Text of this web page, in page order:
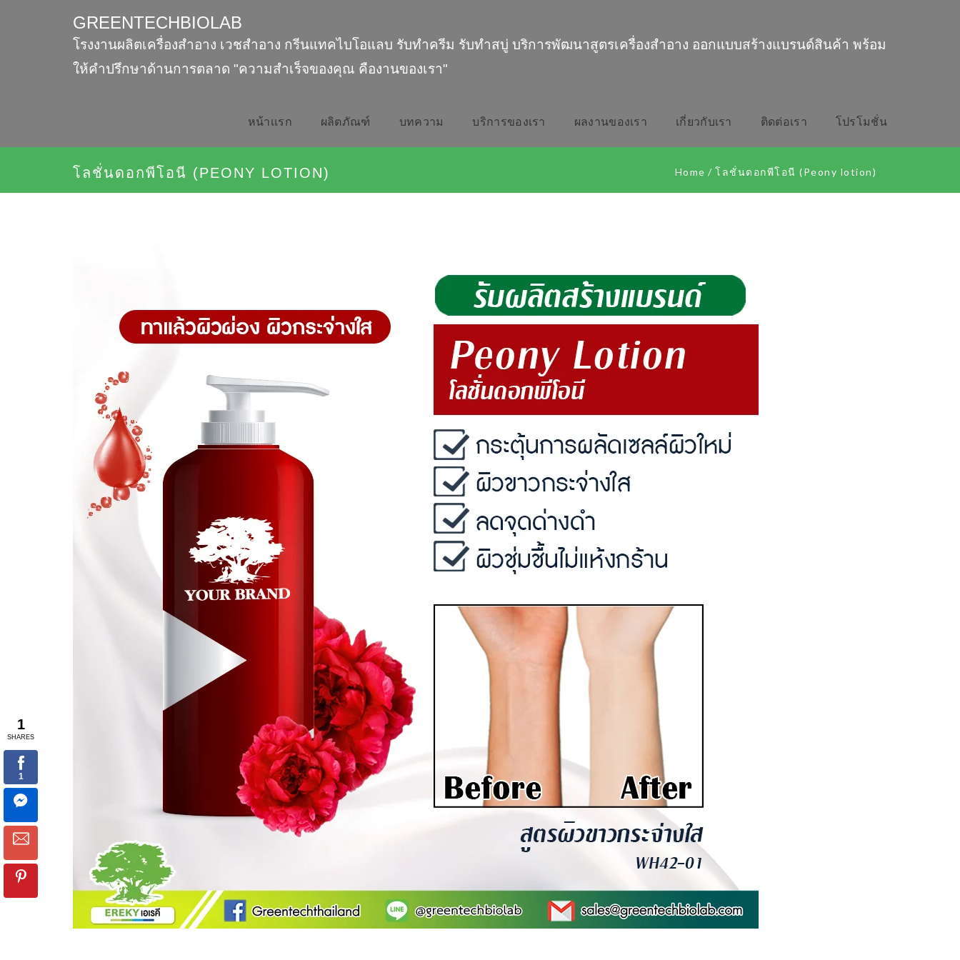
GREENTECHBIOLAB
โรงงานผลิตเครื่องสำอาง เวชสำอาง กรีนแทคไบโอแลบ รับทำครีม รับทำสบู่ บริการพัฒนาสูตรเครื่องสำอาง ออกแบบสร้างแบรนด์สินค้า พร้อม
ให้คำปรึกษาด้านการตลาด "ความสำเร็จของคุณ คืองานของเรา"
หน้าเเรก ผลิตภัณฑ์ บทความ บริการของเรา ผลงานของเรา เกี่ยวกับเรา ติดต่อเรา โปรโมชั่น
โลชั่นดอกพีโอนี (PEONY LOTION) Home / โลชั่นดอกพีโอนี (Peony lotion)